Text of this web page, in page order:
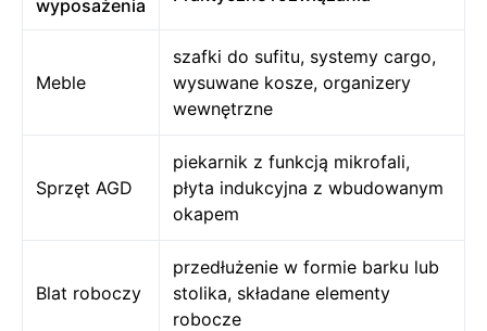
wyposażenia
Meble
szafki do sufitu, systemy cargo,
wysuwane kosze, organizery
wewnętrzne
Sprzęt AGD
piekarnik z funkcją mikrofali,
płyta indukcyjna z wbudowanym
okapem
Blat roboczy
przedłużenie w formie barku lub
stolika, składane elementy
robocze